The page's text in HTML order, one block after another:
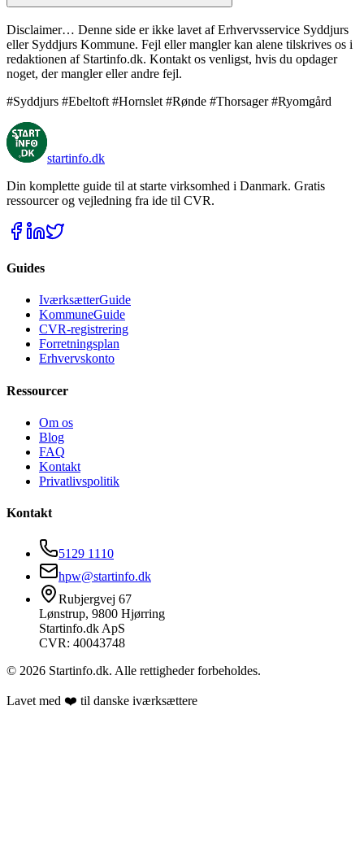
Disclaimer… Denne side er ikke lavet af Erhvervsservice Syddjurs
eller Syddjurs Kommune. Fejl eller mangler kan alene tilskrives os i
redaktionen af Startinfo.dk. Kontakt os venligst, hvis du opdager
noget, der mangler eller andre fejl.
#Syddjurs #Ebeltoft #Hornslet #Rønde #Thorsager #Ryomgård
startinfo.dk
Din komplette guide til at starte virksomhed i Danmark. Gratis
ressourcer og vejledning fra ide til CVR.
Guides
IværksætterGuide
KommuneGuide
CVR-registrering
Forretningsplan
Erhvervskonto
Ressourcer
Om os
Blog
FAQ
Kontakt
Privatlivspolitik
Kontakt
5129 1110
hpw@startinfo.dk
Rubjergvej 67
Lønstrup, 9800 Hjørring
Startinfo.dk ApS
CVR: 40043748
© 2026 Startinfo.dk. Alle rettigheder forbeholdes.
Lavet med ❤️ til danske iværksættere